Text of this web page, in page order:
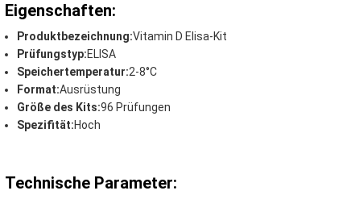
Eigenschaften:
Produktbezeichnung:Vitamin D Elisa-Kit
Prüfungstyp:ELISA
Speichertemperatur:2-8°C
Format:Ausrüstung
Größe des Kits:96 Prüfungen
Spezifität:Hoch
Technische Parameter: